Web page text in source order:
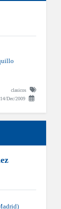
clasicos
14/Dec/2009